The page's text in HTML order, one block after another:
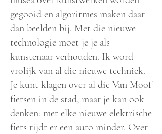
gegooid en algoritmes maken daar
dan beelden bij. Met die nieuwe
technologie moet je je als
kunstenaar verhouden. Ik word
vrolijk van al die nieuwe techniek.
Je kunt klagen over al die Van Moof
fietsen in de stad, maar je kan ook
denken: met elke nieuwe elektrische
fiets rijdt er een auto minder. Over